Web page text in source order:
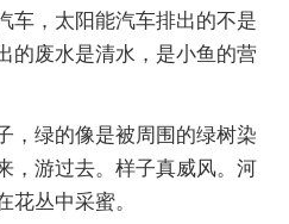
车，太阳能汽车排出的不是
的废水是清水，是小鱼的营
，绿的像是被周围的绿树染
，游过去。样子真威风。河
花丛中采蜜。